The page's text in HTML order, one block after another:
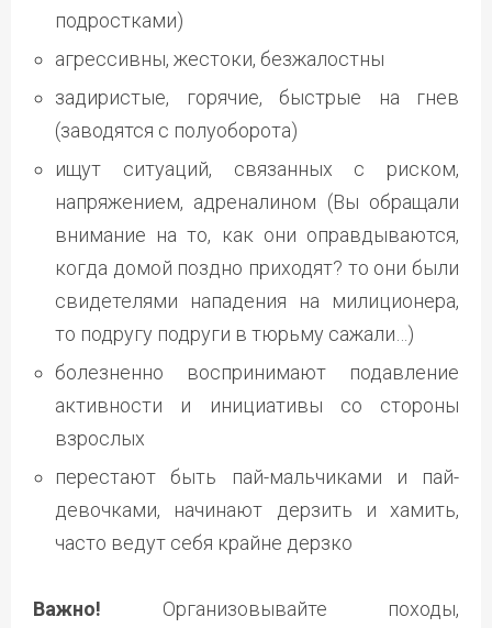
подростками)
агрессивны, жестоки, безжалостны
задиристые, горячие, быстрые на гнев
(заводятся с полуоборота)
ищут ситуаций, связанных с риском,
напряжением, адреналином (Вы обращали
внимание на то, как они оправдываются,
когда домой поздно приходят? то они были
свидетелями нападения на милиционера,
то подругу подруги в тюрьму сажали…)
болезненно воспринимают подавление
активности и инициативы со стороны
взрослых
перестают быть пай-мальчиками и пай-
девочками, начинают дерзить и хамить,
часто ведут себя крайне дерзко
Важно! Организовывайте походы,